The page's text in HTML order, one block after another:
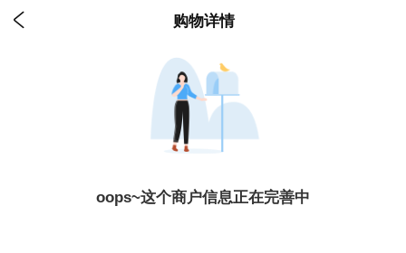
 购物详情
oops~这个商户信息正在完善中